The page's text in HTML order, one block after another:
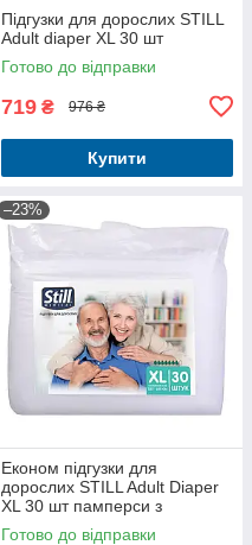
Підгузки для дорослих STILL
Adult diaper XL 30 шт
Готово до відправки
719 ₴ 976 ₴
Купити
–23%
Економ підгузки для
дорослих STILL Adult Diaper
XL 30 шт памперси з
індикатором наповнення
Готово до відправки